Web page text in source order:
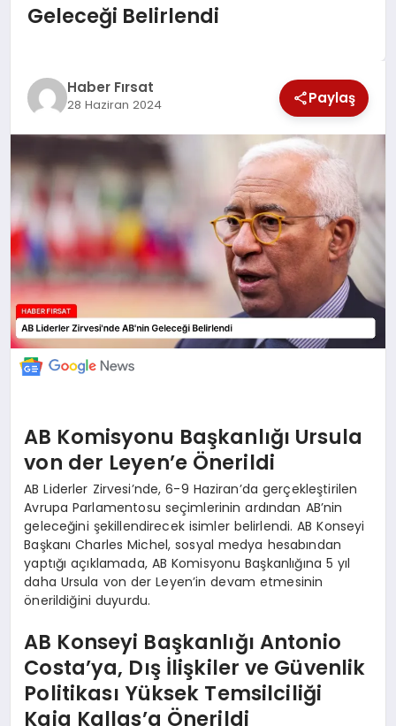
TEKNOLOJİ
EKONOMİ
MAGAZİN
EĞİTİM
DÜNYA
Geleceği Belirlendi
Haber Fırsat
28 Haziran 2024 Paylaş
AB Komisyonu Başkanlığı Ursula
von der Leyen’e Önerildi
AB Liderler Zirvesi’nde, 6-9 Haziran’da gerçekleştirilen
Avrupa Parlamentosu seçimlerinin ardından AB’nin
geleceğini şekillendirecek isimler belirlendi. AB Konseyi
Başkanı Charles Michel, sosyal medya hesabından
yaptığı açıklamada, AB Komisyonu Başkanlığına 5 yıl
daha Ursula von der Leyen’in devam etmesinin
önerildiğini duyurdu.
AB Konseyi Başkanlığı Antonio
Costa’ya, Dış İlişkiler ve Güvenlik
Politikası Yüksek Temsilciliği
Kaja Kallas’a Önerildi